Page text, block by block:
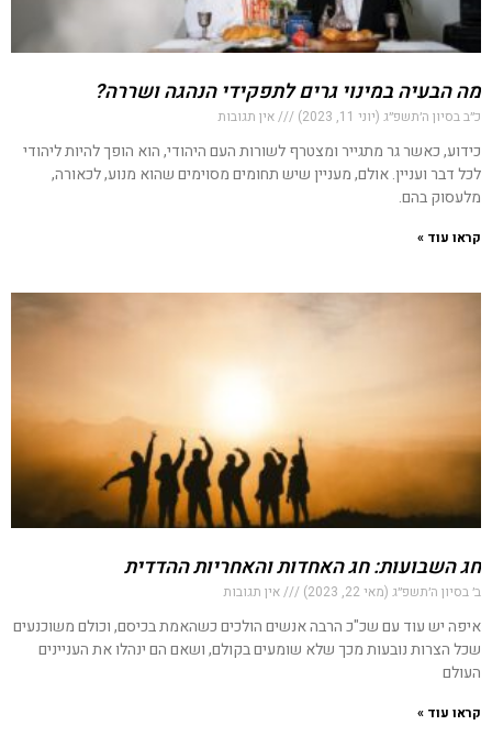
מה הבעיה במינוי גרים לתפקידי הנהגה ושררה?
כ״ב בסיון ה׳תשפ״ג (יוני 11, 2023) אין תגובות
כידוע, כאשר גר מתגייר ומצטרף לשורות העם היהודי, הוא הופך להיות ליהודי
לכל דבר ועניין. אולם, מעניין שיש תחומים מסוימים שהוא מנוע, לכאורה,
מלעסוק בהם.
קראו עוד »
חג השבועות: חג האחדות והאחריות ההדדית
ב׳ בסיון ה׳תשפ״ג (מאי 22, 2023) אין תגובות
איפה יש עוד עם שכ"כ הרבה אנשים הולכים כשהאמת בכיסם, וכולם משוכנעים
שכל הצרות נובעות מכך שלא שומעים בקולם, ושאם הם ינהלו את העניינים
העולם
קראו עוד »